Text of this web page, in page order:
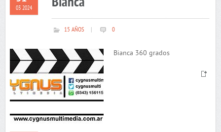
03 2024
15 AÑOS 0
Bianca 360 grados